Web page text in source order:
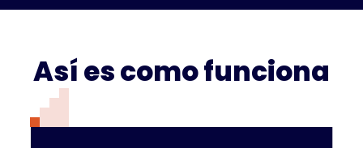
Así es como funciona